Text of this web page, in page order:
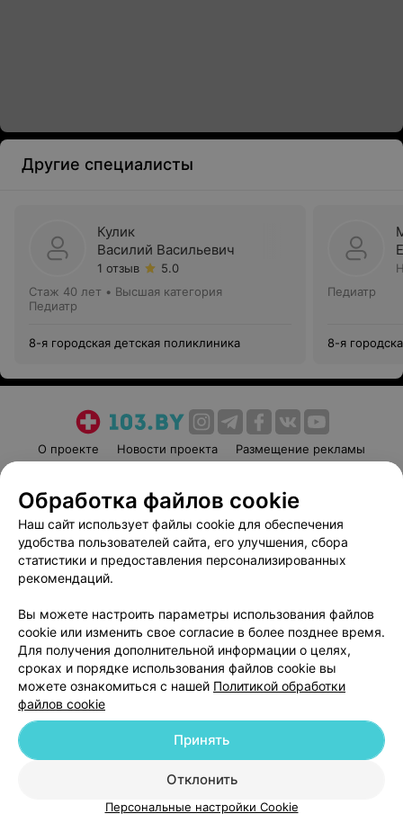
Другие специалисты
Кулик
Василий Васильевич
1 отзыв
5.0
Стаж 40 лет • Высшая категория
Педиатр
8-я городская детская поликлиника
Педиатр
8-я
О проекте Новости проекта
Размещение рекламы
Пользовательское соглашение
Способы оплаты
Вакансии
Партнеры
Написать руководителю 103.by
Обработка персональных данных
© 2026 ООО «Артокс Лаб», УНП 191700409
| 220012, Республика Беларусь,
Служба поддержки +375 291212755
Обработка файлов cookie
Наш сайт использует файлы cookie для обеспечения
удобства пользователей сайта, его улучшения, сбора
статистики и предоставления персонализированных
рекомендаций.
Вы можете настроить параметры использования файлов
cookie или изменить свое согласие в более позднее время.
Для получения дополнительной информации о целях,
сроках и порядке использования файлов cookie вы
можете ознакомиться с нашей Политикой обработки
файлов cookie
Отклонить
Принять
Персональные настройки Cookie